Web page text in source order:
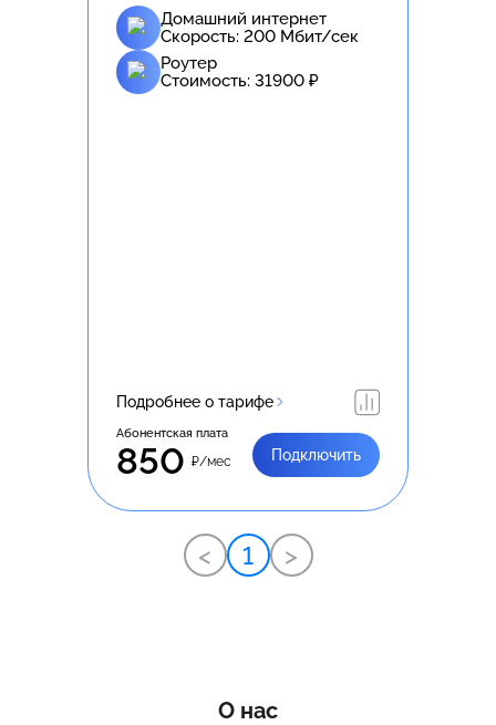
Домашний интернет
Скорость: 200 Мбит/сек
Роутер
Стоимость: 31900 ₽
Подробнее о тарифе
Абонентская плата
850 ₽/мес Подключить
< 1 >
О нас